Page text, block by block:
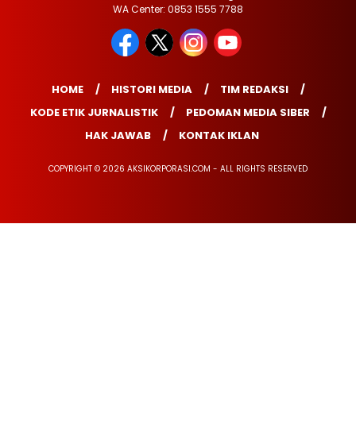
WA Center: 0853 1555 7788
HOME HISTORI MEDIA
TIM REDAKSI
KODE ETIK JURNALISTIK
PEDOMAN MEDIA SIBER
HAK JAWAB
KONTAK IKLAN
COPYRIGHT © 2026 AKSIKORPORASI.COM - ALL RIGHTS RESERVED